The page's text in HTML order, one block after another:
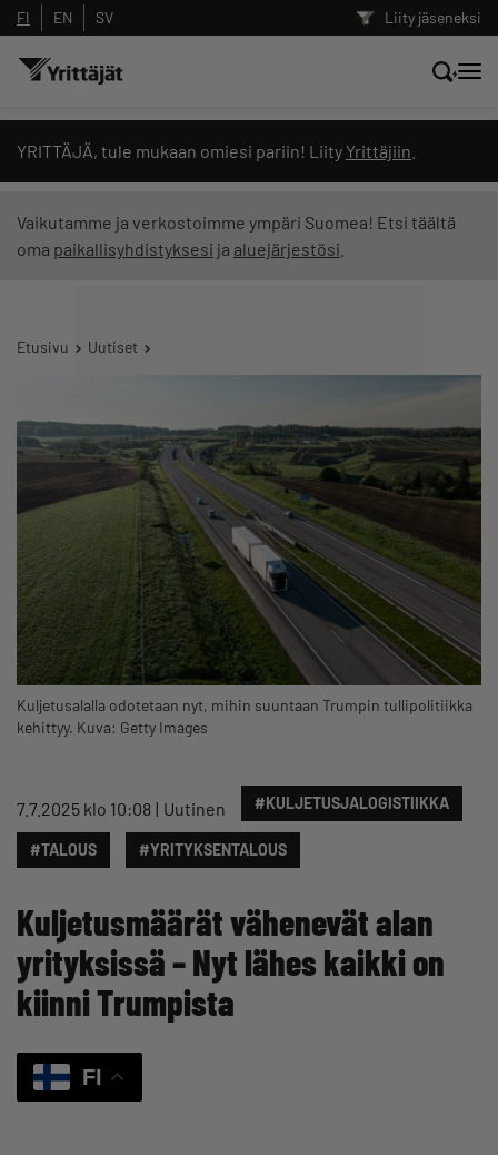
Liity jäseneksi
FI EN SV
YRITTÄJÄ, tule mukaan omiesi pariin! Liity Yrittäjiin
Vaikutamme ja verkostoimme ympäri Suomea! Etsi täältä
oma paikallisyhdistyksesi ja aluejärjestösi
Etusivu Uutiset
Kuljetusalalla odotetaan nyt, mihin suuntaan Trumpin tullipolitiikka
kehittyy. Kuva: Getty Images
7.7.2025 klo 10:08 Uutinen #KULJETUSJALOGISTIIKKA
#TALOUS #YRITYKSENTALOUS
Kuljetusmäärät vähenevät alan
yrityksissä – Nyt lähes kaikki on
kiinni Trumpista
FI
Hae sivustolta tai kysy suoraan
Yrittäjien tekoälyltä
Suodata hakutuloksia: näytä kaikki sisältö